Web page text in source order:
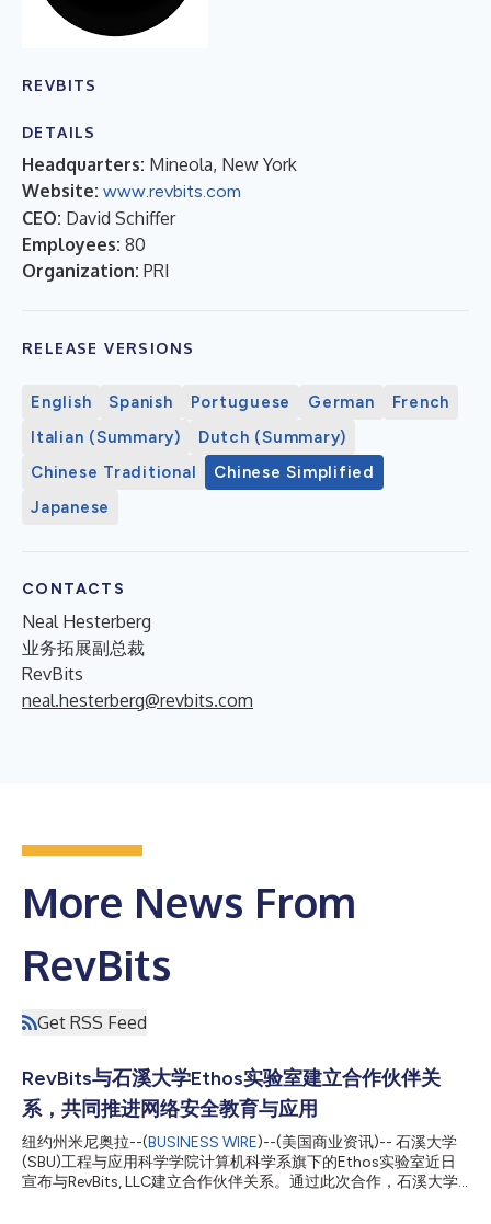
REVBITS
DETAILS
Headquarters: Mineola, New York
Website: www.revbits.com
CEO: David Schiffer
Employees: 80
Organization: PRI
RELEASE VERSIONS
English Spanish Portuguese German
French
Italian (Summary)
Dutch (Summary)
Chinese Traditional
Chinese Simplified
Japanese
CONTACTS
Neal Hesterberg
业务拓展副总裁
RevBits
neal.hesterberg@revbits.com
More News From
RevBits
Get RSS Feed
RevBits与石溪大学Ethos实验室建立合作伙伴关
系，共同推进网络安全教育与应用
纽约州米尼奥拉--(BUSINESS WIRE)--(美国商业资讯)-- 石溪大学
(SBU)工程与应用科学学院计算机科学系旗下的Ethos实验室近日
宣布与RevBits, LLC建立合作伙伴关系。通过此次合作，石溪大学